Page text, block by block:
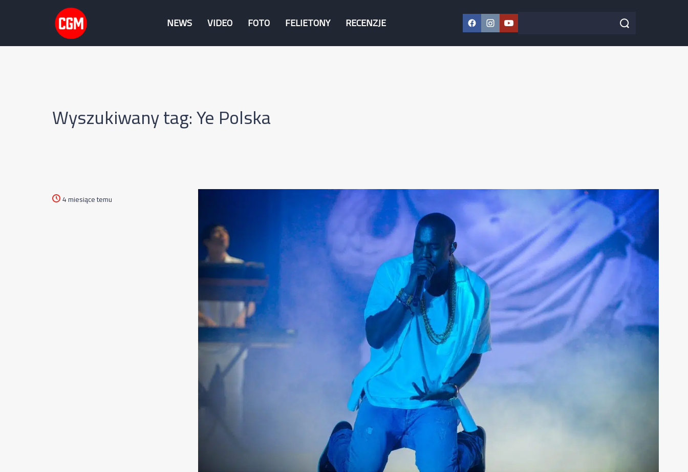
NEWS VIDEO FOTO FELIETONY RECENZJE Facebook
Instagram
YouTube
Szukaj w serwisie Szukaj
Wyszukiwany tag: Ye Polska
4 miesiące temu